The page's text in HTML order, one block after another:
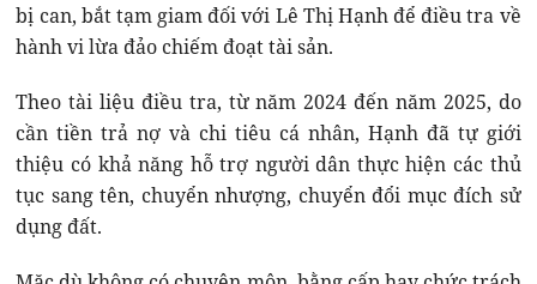
bị can, bắt tạm giam đối với Lê Thị Hạnh để điều tra về
hành vi lừa đảo chiếm đoạt tài sản.
Theo tài liệu điều tra, từ năm 2024 đến năm 2025, do
cần tiền trả nợ và chi tiêu cá nhân, Hạnh đã tự giới
thiệu có khả năng hỗ trợ người dân thực hiện các thủ
tục sang tên, chuyển nhượng, chuyển đổi mục đích sử
dụng đất.